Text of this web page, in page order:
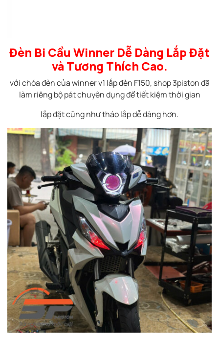
Đèn Bi Cầu Winner Dễ Dàng Lắp Đặt
và Tương Thích Cao.
với chóa đèn của winner v1 lắp đèn F150, shop 3piston đã
làm riêng bộ pát chuyên dụng để tiết kiệm thời gian
lắp đặt cũng như tháo lắp dễ dàng hơn.